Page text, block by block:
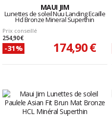
MAUI JIM
Lunettes de soleil Nuu Landing Ecaille
Hcl Bronze Mineral Superthin
Prix conseillé
254,90 €
-31% 174,90 €